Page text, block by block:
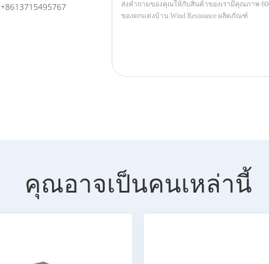
+8613715495767
คุณอาจเป็นคนเหล่านี้